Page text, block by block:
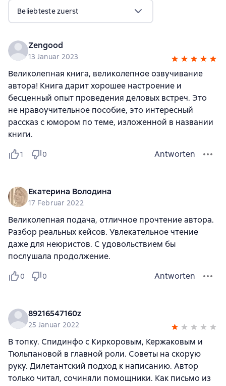
Beliebteste zuerst
Zengood
13 Januar 2023
Великолепная книга, великолепное озвучивание
автора! Книга дарит хорошее настроение и
бесценный опыт проведения деловых встреч. Это
не нравоучительное пособие, это интересный
рассказ с юмором по теме, изложенной в названии
книги.
1 0 Antworten
Екатерина Володина
17 Februar 2022
Великолепная подача, отличное прочтение автора.
Разбор реальных кейсов. Увлекательное чтение
даже для неюристов. С удовольствием бы
послушала продолжение.
0 0 Antworten
89216547160z
25 Januar 2022
В топку. Спидинфо с Киркоровым, Кержаковым и
Тюльпановой в главной роли. Советы на скорую
руку. Дилетантский подход к написанию. Автор
только читал, сочиняли помощники. Как письмо из